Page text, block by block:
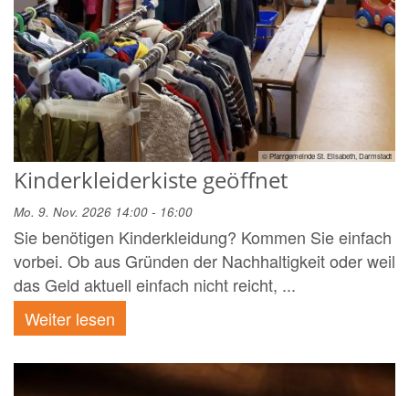
© Pfarrgemeinde St. Elisabeth, Darmstadt
Kinderkleiderkiste geöffnet
Mo. 9. Nov. 2026 14:00 - 16:00
Sie benötigen Kinderkleidung? Kommen Sie einfach
vorbei. Ob aus Gründen der Nachhaltigkeit oder weil
das Geld aktuell einfach nicht reicht, ...
Weiter lesen